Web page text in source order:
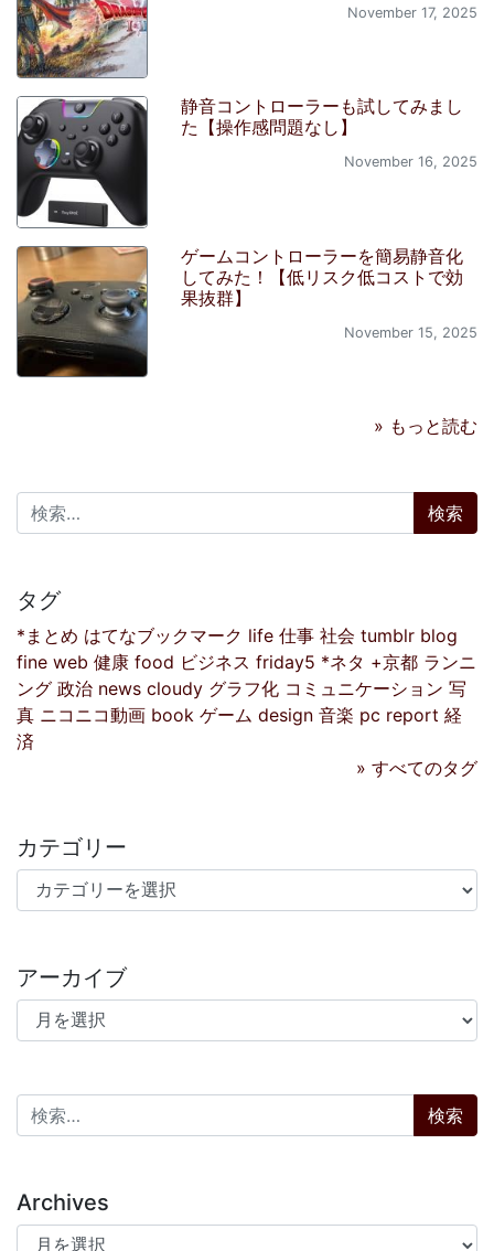
November 17, 2025
静音コントローラーも試してみまし
た【操作感問題なし】
November 16, 2025
ゲームコントローラーを簡易静音化
してみた！【低リスク低コストで効
果抜群】
November 15, 2025
» もっと読む
検索:
タグ
*まとめ はてなブックマーク life 仕事 社会 tumblr blog
fine web 健康 food ビジネス friday5 *ネタ +京都 ランニ
ング 政治 news cloudy グラフ化 コミュニケーション 写
真 ニコニコ動画 book ゲーム design 音楽 pc report 経
済
» すべてのタグ
カテゴリー
カテゴリー
アーカイブ
アーカイブ
検索:
Archives
Archives